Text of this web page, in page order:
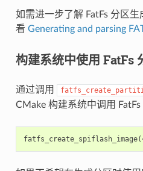
如需进一步了解 FatFs 分区
看 Generating and parsing
构建系统中使用 FatFs
通过调用
CMake 构建系统中调用
fatfs_create_spiflash_image(